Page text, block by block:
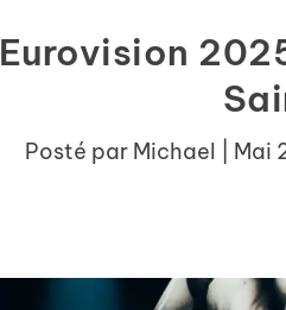
Eurovision
Posté par Michael Mai